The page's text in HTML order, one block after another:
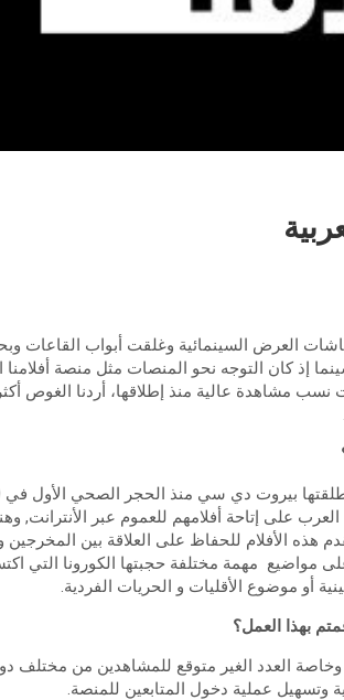
شاشات العرض السينمائية وغلقت أبواب
إذ كان التوجه نحو المنصات مثل منصة
نسب مشاهدة عالية منذ إطلاقها، أردنا الغوص
على إتاحة أفلامهم للعموم عبر الأنترانت,
هذه الأفلام للحفاظ على العلاقة بين المخرجين
مواضيع مهمة مختلفة حجبتها الكورونا التي
أو موضوع الأقليات و الحريات الفردية.
بهذا العمل؟
العدد الغير متوقع للمشاهدين من مختلف
وتسهيل عملية دخول المتابعين للمنصة.